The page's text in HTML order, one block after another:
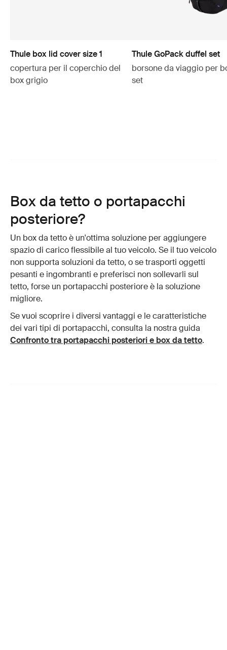
Thule box lid cover size 1
copertura per il coperchio del
box grigio
Thule GoPack duffel set
borsone da viaggio per
set
Box da tetto o portapacchi
posteriore?
Un box da tetto è un'ottima soluzione per aggiungere
spazio di carico flessibile al tuo veicolo. Se il tuo veicolo
non supporta soluzioni da tetto, o se trasporti oggetti
pesanti e ingombranti e preferisci non sollevarli sul
tetto, forse un portapacchi posteriore è la soluzione
migliore.
Se vuoi scoprire i diversi vantaggi e le caratteristiche
dei vari tipi di portapacchi, consulta la nostra guida
Confronto tra portapacchi posteriori e box da tetto.